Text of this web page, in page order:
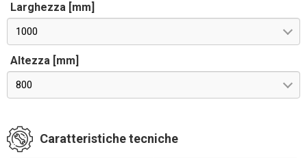
Larghezza [mm]
1000
Altezza [mm]
800
Caratteristiche tecniche